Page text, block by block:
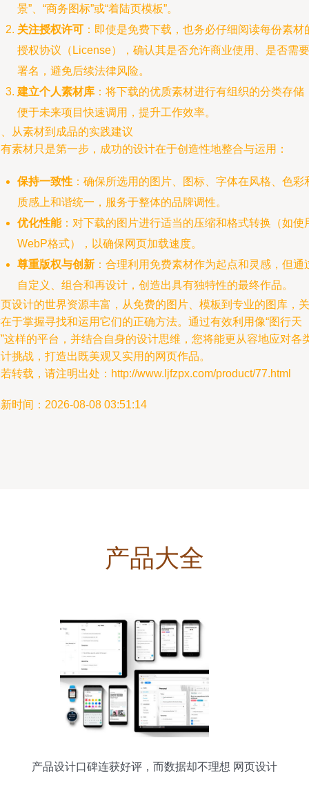
景”、“商务图标”或“着陆页模板”。
关注授权许可 ：即使是免费下载，也务必仔细阅读每份素材
授权协议（License），确认其是否允许商业使用、是否需要
署名，避免后续法律风险。
建立个人素材库 ：将下载的优质素材进行有组织的分类存储
便于未来项目快速调用，提升工作效率。
从素材到成品的实践建议
素材只是第一步，成功的设计在于创造性地整合与运用：
保持一致性 ：确保所选用的图片、图标、字体在风格、色彩
质感上和谐统一，服务于整体的品牌调性。
优化性能：对下载的图片进行适当的压缩和格式转换（如使
WebP格式），以确保网页加载速度。
尊重版权与创新 ：合理利用免费素材作为起点和灵感，但通
自定义、组合和再设计，创造出具有独特性的最终作品。
设计的世界资源丰富，从免费的图片、模板到专业的图库，关
于掌握寻找和运用它们的正确方法。通过有效利用像“图行天
这样的平台，并结合自身的设计思维，您将能更从容地应对各
挑战，打造出既美观又实用的网页作品。
转载，请注明出处：http://www.ljfzpx.com/product/77.html
时间：2026-08-08 03:51:14
产品大全
产品设计口碑连获好评，而数据却不理想 网页设计